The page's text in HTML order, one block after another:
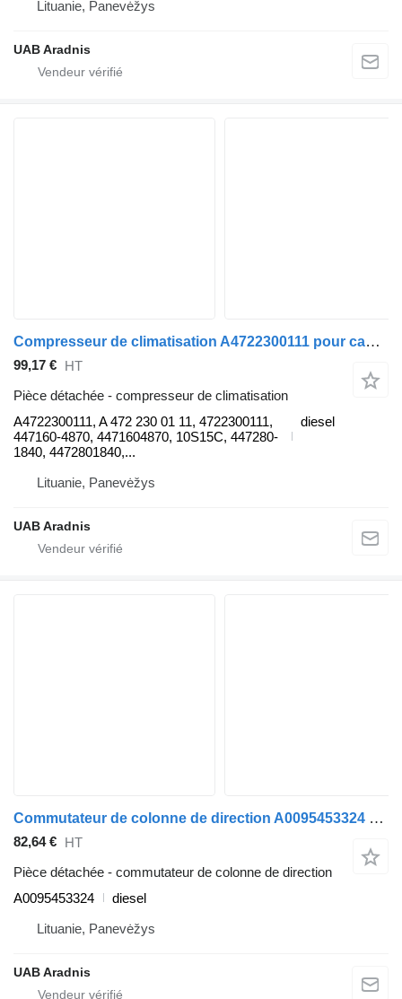
Lituanie, Panevėžys
UAB Aradnis
Compresseur de climatisation A4722300111 pour camion Mercedes-Benz ACTROS MP4 1845 L
99,17 € HT
Pièce détachée - compresseur de climatisation
A4722300111, A 472 230 01 11, 4722300111,
447160-4870, 4471604870, 10S15C, 447280-
1840, 4472801840,...
diesel
Lituanie, Panevėžys
UAB Aradnis
Commutateur de colonne de direction A0095453324 pour camion Mercedes-Benz ACTROS MP4 1845 L
82,64 € HT
Pièce détachée - commutateur de colonne de direction
A0095453324
diesel
Lituanie, Panevėžys
UAB Aradnis